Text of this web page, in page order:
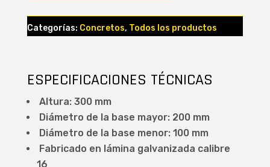
Categorías: Concretos, Todos los productos
ESPECIFICACIONES TÉCNICAS
Altura: 300 mm
Diámetro de la base mayor: 200 mm
Diámetro de la base menor: 100 mm
Fabricado en lámina galvanizada calibre
16